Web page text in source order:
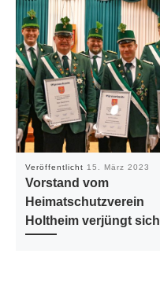
Veröffentlicht 15. März 2023
Vorstand vom
Heimatschutzverein
Holtheim verjüngt sich